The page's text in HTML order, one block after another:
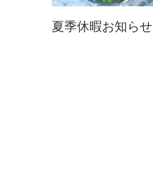
夏季休暇お知らせ